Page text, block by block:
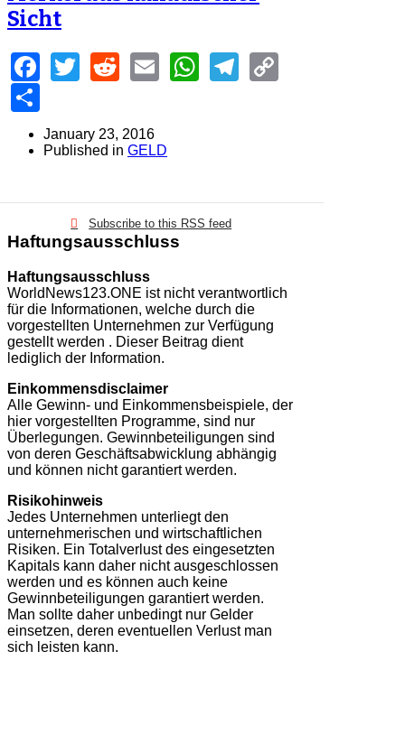
Sicht
Facebook
TwitterRedditEmailWhatsApp
Telegram
January 23, 2016
Published in GELD
Subscribe to this RSS feed
Haftungsausschluss
Haftungsausschluss
WorldNews123.ONE ist nicht verantwortlich
für die Informationen, welche durch die
vorgestellten Unternehmen zur Verfügung
gestellt werden . Dieser Beitrag dient
lediglich der Information.
Einkommensdisclaimer
Alle Gewinn- und Einkommensbeispiele, der
hier vorgestellten Programme, sind nur
Überlegungen. Gewinnbeteiligungen sind
von deren Geschäftsabwicklung abhängig
und können nicht garantiert werden.
Risikohinweis
Jedes Unternehmen unterliegt den
unternehmerischen und wirtschaftlichen
Risiken. Ein Totalverlust des eingesetzten
Kapitals kann daher nicht ausgeschlossen
werden und es können auch keine
Gewinnbeteiligungen garantiert werden.
Man sollte daher unbedingt nur Gelder
einsetzen, deren eventuellen Verlust man
sich leisten kann.